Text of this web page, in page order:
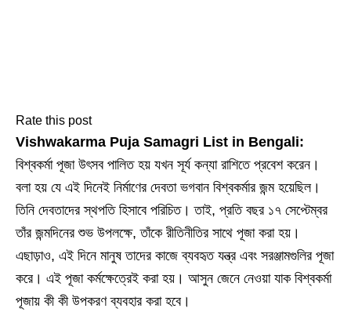
Rate this post
Vishwakarma Puja Samagri List in Bengali:
বিশ্বকর্মা পূজা উৎসব পালিত হয় যখন সূর্য কন্যা রাশিতে প্রবেশ করেন।
বলা হয় যে এই দিনেই নির্মাণের দেবতা ভগবান বিশ্বকর্মার জন্ম হয়েছিল।
তিনি দেবতাদের স্থপতি হিসাবে পরিচিত। তাই, প্রতি বছর ১৭ সেপ্টেম্বর
তাঁর জন্মদিনের শুভ উপলক্ষে, তাঁকে রীতিনীতির সাথে পূজা করা হয়।
এছাড়াও, এই দিনে মানুষ তাদের কাজে ব্যবহৃত যন্ত্র এবং সরঞ্জামগুলির পূজা
করে। এই পূজা কর্মক্ষেত্রেই করা হয়। আসুন জেনে নেওয়া যাক বিশ্বকর্মা
পূজায় কী কী উপকরণ ব্যবহার করা হবে।